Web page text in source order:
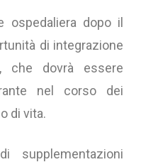
ospedaliera dopo il
di integrazione
che dovrà essere
nel corso dei
di vita.